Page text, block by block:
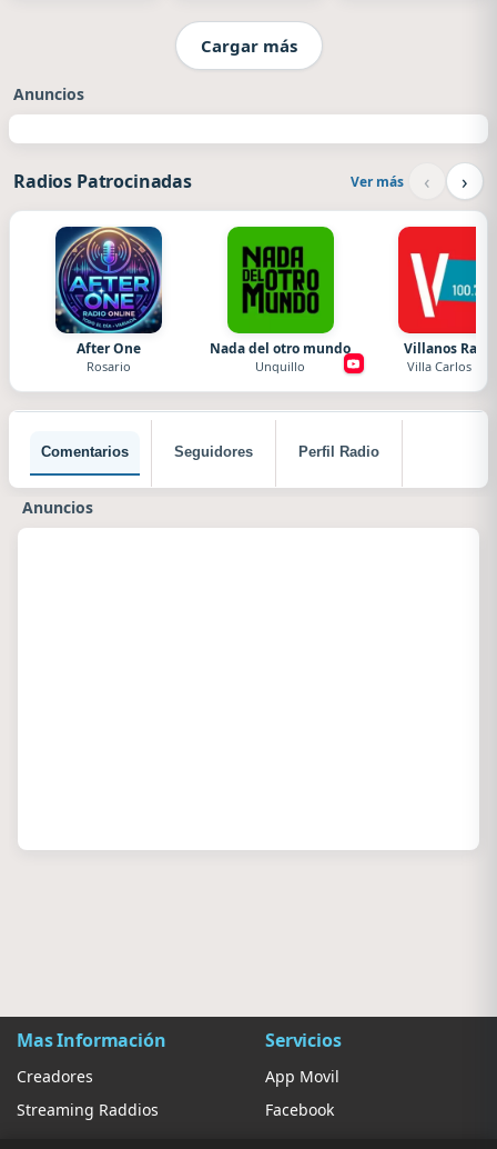
Cargar más
Anuncios
Radios Patrocinadas Ver más ‹ ›
After One
Rosario
Nada del otro mundo
Unquillo
Villanos
Villa Carlos Paz
Comentarios Seguidores Perfil Radio
Anuncios
Mas Información
Creadores
Streaming Raddios
Servicios
App Movil
Facebook